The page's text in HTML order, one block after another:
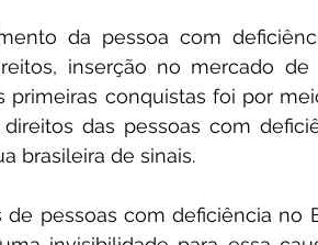
da pessoa com
inserção no mercado de
primeiras conquistas foi por
das pessoas com
brasileira de sinais.
pessoas com deficiência no